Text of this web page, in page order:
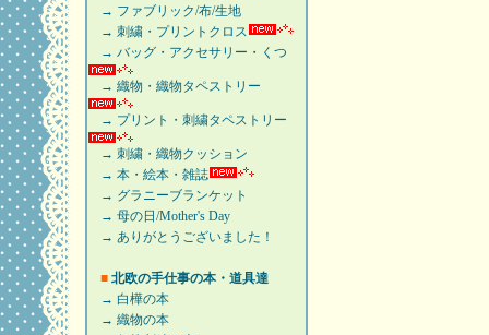
→ ファブリック/布/生地
→ 刺繍・プリントクロス
→ バッグ・アクセサリー・くつ
→ 織物・織物タペストリー
→ プリント・刺繍タペストリー
→ 刺繍・織物クッション
→ 本・絵本・雑誌
→ グラニーブランケット
→ 母の日/Mother's Day
→ ありがとうございました！
■ 北欧の手仕事の本・道具達
→ 白樺の本
→ 織物の本